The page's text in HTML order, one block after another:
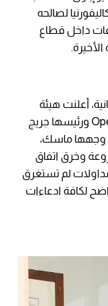
لصالحه
داخل قطاع
أعلنت هيئة
المحلفين الفيدرالية أن ألتمان وشركة OpenAI ورئيسها جريج
وجهها ماسك،
وخرق اتفاق
لم تستغرق
لكافة ادعاءات